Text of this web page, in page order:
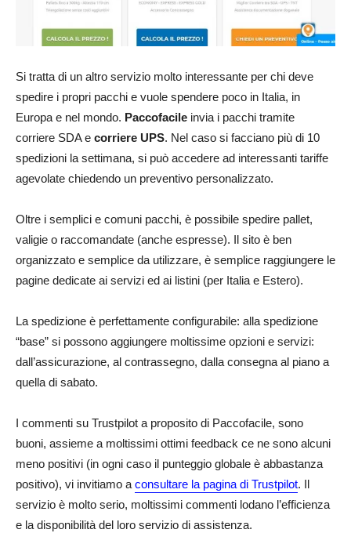
Si tratta di un altro servizio molto interessante per chi deve
spedire i propri pacchi e vuole spendere poco in Italia, in
Europa e nel mondo. Paccofacile invia i pacchi tramite
corriere SDA e corriere UPS. Nel caso si facciano più di 10
spedizioni la settimana, si può accedere ad interessanti tariffe
agevolate chiedendo un preventivo personalizzato.
Oltre i semplici e comuni pacchi, è possibile spedire pallet,
valigie o raccomandate (anche espresse). Il sito è ben
organizzato e semplice da utilizzare, è semplice raggiungere le
pagine dedicate ai servizi ed ai listini (per Italia e Estero).
La spedizione è perfettamente configurabile: alla spedizione
“base” si possono aggiungere moltissime opzioni e servizi:
dall’assicurazione, al contrassegno, dalla consegna al piano a
quella di sabato.
I commenti su Trustpilot a proposito di Paccofacile, sono
buoni, assieme a moltissimi ottimi feedback ce ne sono alcuni
meno positivi (in ogni caso il punteggio globale è abbastanza
positivo), vi invitiamo a consultare la pagina di Trustpilot. Il
servizio è molto serio, moltissimi commenti lodano l’efficienza
e la disponibilità del loro servizio di assistenza.